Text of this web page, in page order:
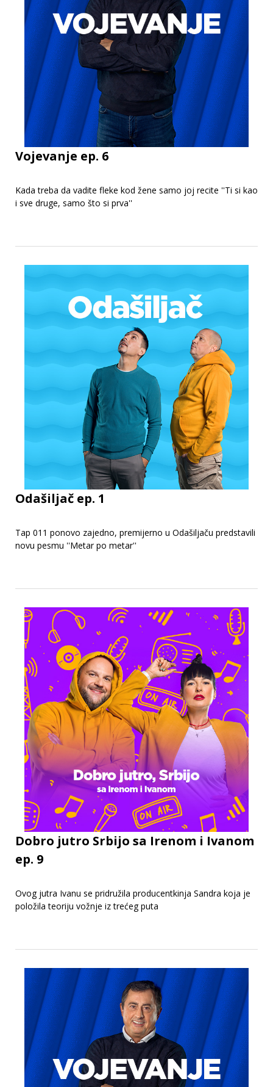
Vojevanje ep. 6
Kada treba da vadite fleke kod žene samo joj recite ''Ti si kao
i sve druge, samo što si prva''
Odašiljač ep. 1
Tap 011 ponovo zajedno, premijerno u Odašiljaču predstavili
novu pesmu ''Metar po metar''
Dobro jutro Srbijo sa Irenom i Ivanom
ep. 9
Ovog jutra Ivanu se pridružila producentkinja Sandra koja je
položila teoriju vožnje iz trećeg puta